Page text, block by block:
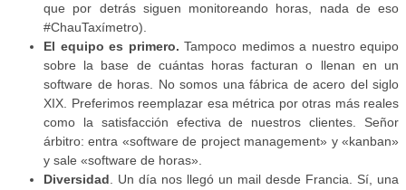
que por detrás siguen monitoreando horas, nada de eso
#ChauTaxímetro).
El equipo es primero. Tampoco medimos a nuestro equipo
sobre la base de cuántas horas facturan o llenan en un
software de horas. No somos una fábrica de acero del siglo
XIX. Preferimos reemplazar esa métrica por otras más reales
como la satisfacción efectiva de nuestros clientes. Señor
árbitro: entra «software de project management» y «kanban»
y sale «software de horas».
Diversidad. Un día nos llegó un mail desde Francia. Sí, una